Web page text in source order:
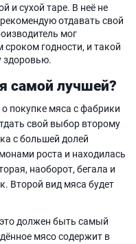
и сухой таре. В неё не
отдавать свой
мог
годности, и такой
здоровью.
самой лучшей?
покупке мяса с фабрики
свой выбор второму
с большей долей
роста и находилась
наоборот, бегала и
Второй вид мяса будет
должен быть самый
мясо содержит в